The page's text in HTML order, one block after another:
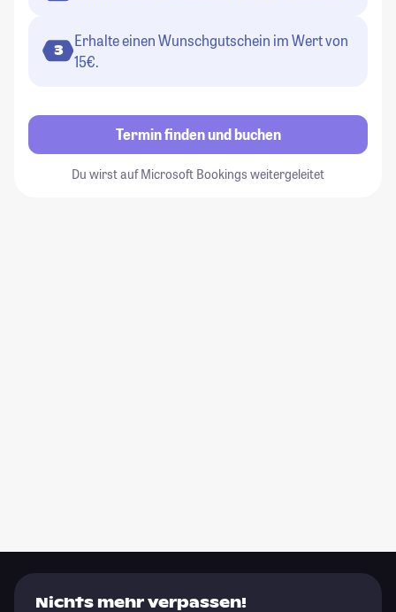
3
Erhalte einen Wunschgutschein im Wert von
15€.
Termin finden und buchen
Du wirst auf Microsoft Bookings weitergeleitet
Nichts mehr verpassen!